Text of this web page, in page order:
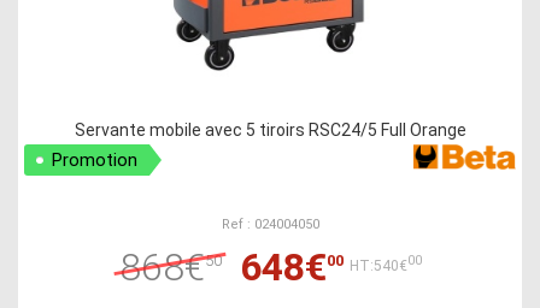
Servante mobile avec 5 tiroirs RSC24/5 Full Orange
Promotion
Ref : 024004050
868€50 648€00 HT:540€00